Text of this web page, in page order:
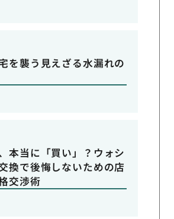
を襲う見えざる水漏れの
本当に「買い」？ウォシ
換で後悔しないための店
交渉術